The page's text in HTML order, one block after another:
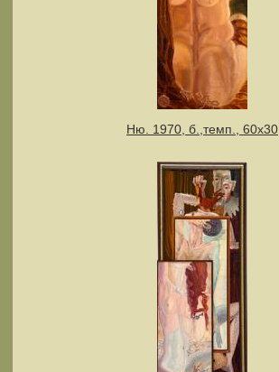
Ню. 1970, б.,темп., 60х30